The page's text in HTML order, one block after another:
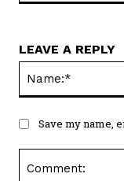
LEAVE A REPLY
Save my name,